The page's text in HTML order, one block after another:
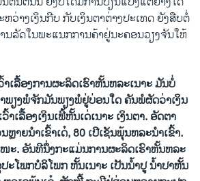
ວ່າງເງິນກີບ ກັບເງິນຕາຕ່າງປະເທດ ຍັງສືບຕໍ່
ນລັດໃນພະແນກການຄ້າຢູ່ນະຄອນວຽງຈັນໃຫ້
ເລື້ອງການຜະລິດເຮົາຫັ້ນຫລະເນາະ ມັນບໍ່
ພຽງພໍຈັກມັນພຽງພໍຢູ່ບ່ອນໃດ ຄັນພໍຜັດວ່າເງິນ
ເລື້ອງເງິນເຟີ້ຫັ້ນເດ່ເນາະ ເງິນຕາ. ອັດຕາ
ຫຼາຍນໍາເຂົ້າເດ໋, 80 ເປີເຊັນພຸ້ນຫລະນໍາເຂົ້າ.
ະ. ອັນທີນຶ່ງກະແມ່ນການຜະລິດເຮົາຫັ້ນຫລະ
ະໂພກບໍລິໂພກ ຫັ້ນເນາະ ເປັນນໍ້າປູ ນໍ້າປາຫັ້ນ